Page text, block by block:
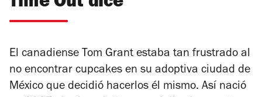
El canadiense Tom Grant estaba tan frustrado al
no encontrar cupcakes en su adoptiva ciudad de
México que decidió hacerlos él mismo. Así nació